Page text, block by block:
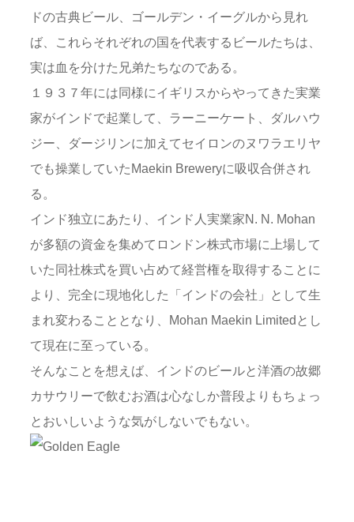
ドの古典ビール、ゴールデン・イーグルから見れ
ば、これらそれぞれの国を代表するビールたちは、
実は血を分けた兄弟たちなのである。
１９３７年には同様にイギリスからやってきた実業
家がインドで起業して、ラーニーケート、ダルハウ
ジー、ダージリンに加えてセイロンのヌワラエリヤ
でも操業していたMaekin Breweryに吸収合併され
る。
インド独立にあたり、インド人実業家N. N. Mohan
が多額の資金を集めてロンドン株式市場に上場して
いた同社株式を買い占めて経営権を取得することに
より、完全に現地化した「インドの会社」として生
まれ変わることとなり、Mohan Maekin Limitedとし
て現在に至っている。
そんなことを想えば、インドのビールと洋酒の故郷
カサウリーで飲むお酒は心なしか普段よりもちょっ
とおいしいような気がしないでもない。